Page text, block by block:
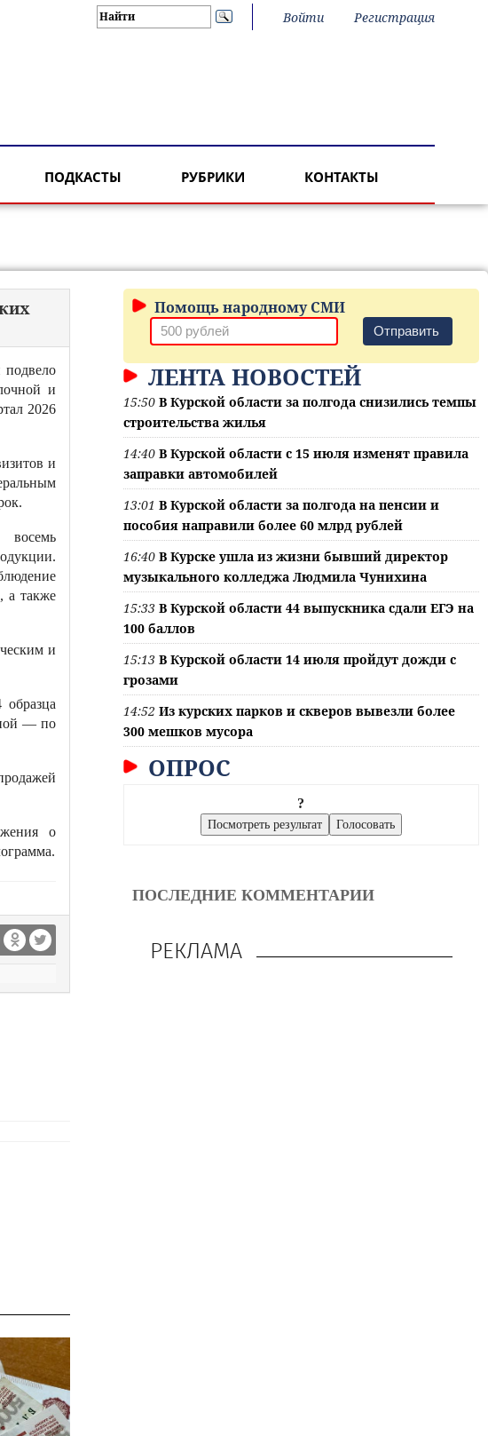
Войти Регистрация
ПОДКАСТЫ РУБРИКИ КОНТАКТЫ
подвело
и
2026
и
а также
и
— по
о
Помощь народному СМИ
Отправить
ЛЕНТА НОВОСТЕЙ
15:50 В Курской области за полгода снизились темпы
строительства жилья
14:40 В Курской области с 15 июля изменят правила
заправки автомобилей
13:01 В Курской области за полгода на пенсии и
пособия направили более 60 млрд рублей
16:40 В Курске ушла из жизни бывший директор
музыкального колледжа Людмила Чунихина
15:33 В Курской области 44 выпускника сдали ЕГЭ на
100 баллов
15:13 В Курской области 14 июля пройдут дожди с
грозами
14:52 Из курских парков и скверов вывезли более
300 мешков мусора
ОПРОС
?
ПОСЛЕДНИЕ КОММЕНТАРИИ
РЕКЛАМА